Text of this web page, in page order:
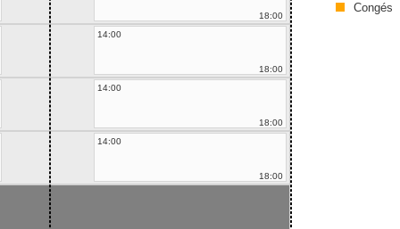
18:00
14:00
18:00
14:00
18:00
14:00
18:00
Congés